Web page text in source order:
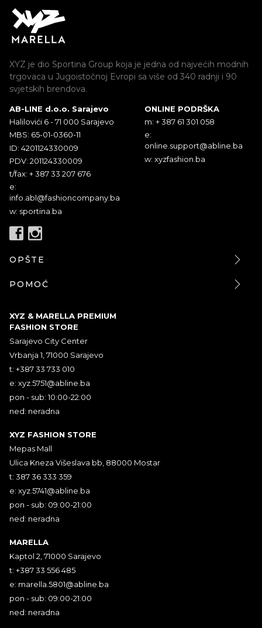
XYZ je dio Sportina Group koja je jedna od najvećih modnih
trgovaca u Jugoistočnoj Evropi sa više od 340 radnji i 90
svjetskih brendova.
AB-LINE d.o.o. Sarajevo
Halilovići 6 - 71 000 Sarajevo
MBS: 65-01-0360-11
ID: 4201124330009
PDV: 201124330009
t/fax: + 387 33 207 676
e:
info.abl@fashioncompany.ba
w: sportina.ba
ONLINE PODRŠKA
m: + 387 61 301 058
e:
online.support@abline.ba
w: xyzfashion.ba
OPŠTE
POMOĆ
XYZ & MARELLA PREMIUM
FASHION STORE
Sarajevo City Center
Vrbanja 1, 71000 Sarajevo
t: +387 33 733 010
e: xyz.5751@abline.ba
pon - sub: 10:00-22:00
ned: neradna
XYZ FASHION STORE
Mepas Mall
Ulica Kneza Višeslava bb, 88000 Mostar
t: 387 36 333 359
e: xyz.5741@abline.ba
pon - sub: 09:00-21:00
ned: neradna
MARELLA
Kaptol 2, 71000 Sarajevo
t: +387 33 556 485
e: marella.5801@abline.ba
pon - sub: 09:00-21:00
ned: neradna